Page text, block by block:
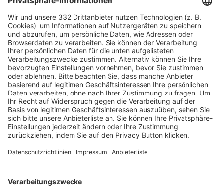
HÄUFIG BESUCHTE SEITEN
Pässe und Vereinswechsel
Trainerausbildung
Schulungsangebot Vereinsmitarbeiter
BFV-Geschäftsstellen
Trainerbörse
Login SpielPlus
FOLGE DEM BFV